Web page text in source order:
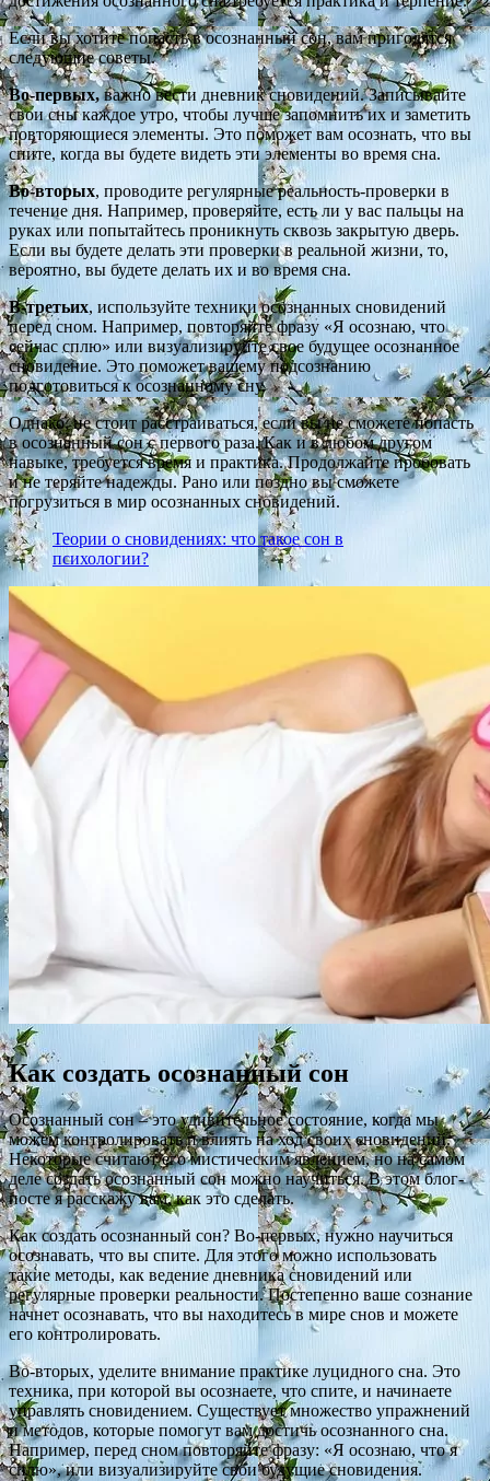
Если вы хотите попасть в осознанный сон, вам пригодятся
следующие советы.
Во-первых,важно вести дневник сновидений. Записывайте
свои сны каждое утро, чтобы лучше запомнить их и заметить
повторяющиеся элементы. Это поможет вам осознать, что вы
спите, когда вы будете видеть эти элементы во время сна.
Во-вторых, проводите регулярные реальность-проверки в
течение дня. Например, проверяйте, есть ли у вас пальцы на
руках или попытайтесь проникнуть сквозь закрытую дверь.
Если вы будете делать эти проверки в реальной жизни, то,
вероятно, вы будете делать их и во время сна.
В-третьих, используйте техники осознанных сновидений
перед сном. Например, повторяйте фразу «Я осознаю, что
сейчас сплю» или визуализируйте свое будущее осознанное
сновидение. Это поможет вашему подсознанию
подготовиться к осознанному сну.
Однако, не стоит расстраиваться, если вы не сможете попасть
в осознанный сон с первого раза. Как и в любом другом
навыке, требуется время и практика. Продолжайте пробовать
и не теряйте надежды. Рано или поздно вы сможете
погрузиться в мир осознанных сновидений.
Теории о сновидениях: что такое сон в
психологии?
Как создать осознанный сон
Осознанный сон – это удивительное состояние, когда мы
можем контролировать и влиять на ход своих сновидений.
Некоторые считают его мистическим явлением, но на самом
деле создать осознанный сон можно научиться. В этом блог-
посте я расскажу вам, как это сделать.
Как создать осознанный сон? Во-первых, нужно научиться
осознавать, что вы спите. Для этого можно использовать
такие методы, как ведение дневника сновидений или
регулярные проверки реальности. Постепенно ваше сознание
начнет осознавать, что вы находитесь в мире снов и можете
его контролировать.
Во-вторых, уделите внимание практике луцидного сна. Это
техника, при которой вы осознаете, что спите, и начинаете
управлять сновидением. Существует множество упражнений
и методов, которые помогут вам достичь осознанного сна.
Например, перед сном повторяйте фразу: «Я осознаю, что я
сплю», или визуализируйте свои будущие сновидения.